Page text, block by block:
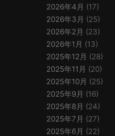
2026年4月 (17)
2026年3月 (25)
2026年2月 (23)
2026年1月 (13)
2025年12月 (28)
2025年11月 (20)
2025年10月 (25)
2025年9月 (16)
2025年8月 (24)
2025年7月 (27)
2025年6月 (22)